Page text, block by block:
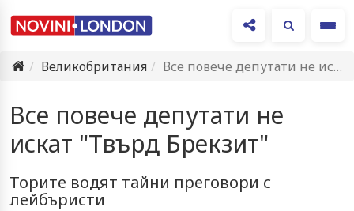
Великобритания
Все повече депутати не искат "Твърд Брекзит"
Все повече депутати не
искат "Твърд Брекзит"
Торите водят тайни преговори с
лейбъристи